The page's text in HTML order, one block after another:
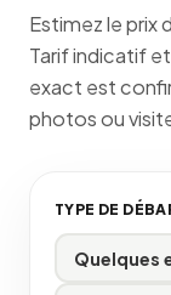
Estimez le prix
Tarif indicatif
exact est
photos ou
TYPE DE
Quelques